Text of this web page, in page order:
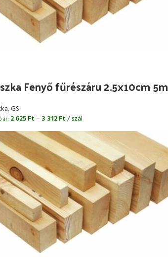
Fenyő fűrészáru 2.5x10cm 5m
,GS
ár: 2 625Ft– 3 312Ft/ szál